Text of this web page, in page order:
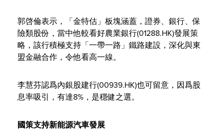
郭啓倫表示，「金特估」板塊涵蓋，證券、銀行、保
險類股份，當中他較看好農業銀行(01288.HK)發展策
略，該行積極支持「一帶一路」鐵路建設，深化與東
盟金融合作，令他看高一線。
李慧芬認爲內銀股建行(00939.HK)也可留意，因爲股
息率吸引，有達8%，是穩健之選。
國策支持新能源汽車發展